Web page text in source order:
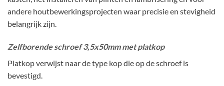
andere houtbewerkingsprojecten waar precisie en stevigheid
belangrijk zijn.
Zelfborende schroef 3,5x50mm met platkop
Platkop verwijst naar de type kop die op de schroef is
bevestigd.